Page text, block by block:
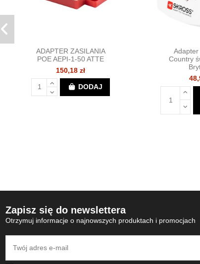
ADAPTER ZASILANIA
POE AEPI-1-50 ATTE
150,18 zł
DODAJ
Country
Zapisz się do newslettera
Otrzymuj informacje o najnowszych produktach i promocjach